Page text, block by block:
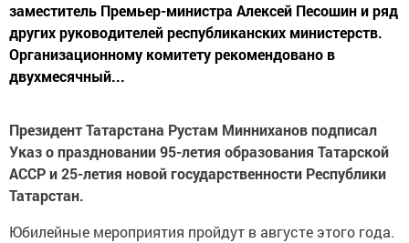
заместитель Премьер-министра Алексей Песошин и ряд
других руководителей республиканских министерств.
Организационному комитету рекомендовано в
двухмесячный...
Президент Татарстана Рустам Минниханов подписал
Указ о праздновании 95-летия образования Татарской
АССР и 25-летия новой государственности Республики
Татарстан.
Юбилейные мероприятия пройдут в августе этого года.